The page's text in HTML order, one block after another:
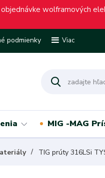
wolframových
podmienky Viac
MIG -MAG
TIG prúty 316LSi